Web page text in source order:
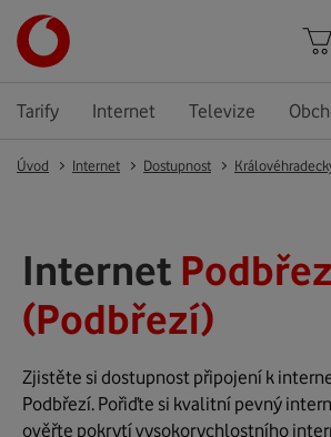
Tarify Internet Televize
Úvod Internet Dostupnost
Internet
(Podbřezí)
Zjistěte si dostupnost připojení k
Podbřezí. Pořiďte si kvalitní pevný
ověřte pokrytí vysokorychlostního